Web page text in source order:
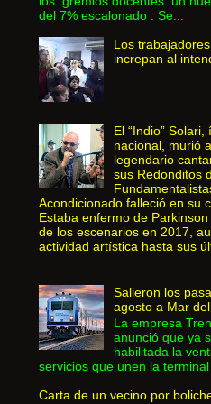
del 7% escalonado . Se...
Los
increpan al
El “Indio”
nacional, murió
legendario
sus Redonditos
Acondicionado falleció en su
Estaba enfermo de
de los escenarios en 2017,
actividad artística hasta sus
Salieron los
agosto a Mar
La empresa
anunció que ya
habilitada la
servicios que unen la
Carta de un vecino por